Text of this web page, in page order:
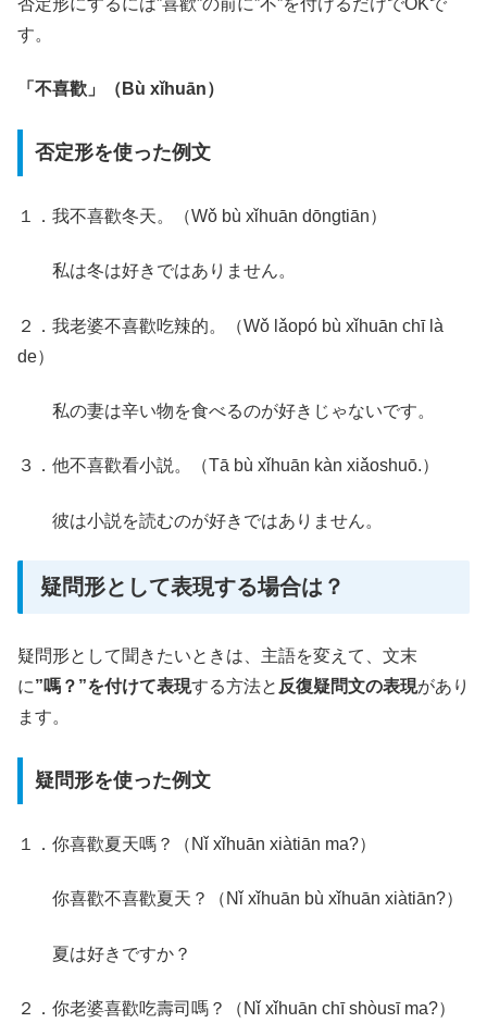
す。
「不喜歡」（Bù xǐhuān）
否定形を使った例文
１．我不喜歡冬天。（Wǒ bù xǐhuān dōngtiān）
私は冬は好きではありません。
２．我老婆不喜歡吃辣的。（Wǒ lǎopó bù xǐhuān chī là
de）
私の妻は辛い物を食べるのが好きじゃないです。
３．他不喜歡看小説。（Tā bù xǐhuān kàn xiǎoshuō.）
彼は小説を読むのが好きではありません。
疑問形として表現する場合は？
疑問形として聞きたいときは、主語を変えて、文末
に”嗎？”を付けて表現する方法と 反復疑問文の表現があり
ます。
疑問形を使った例文
１．你喜歡夏天嗎？（Nǐ xǐhuān xiàtiān ma?）
你喜歡不喜歡夏天？（Nǐ xǐhuān bù xǐhuān xiàtiān?）
夏は好きですか？
２．你老婆喜歡吃壽司嗎？（Nǐ xǐhuān chī shòusī ma?）